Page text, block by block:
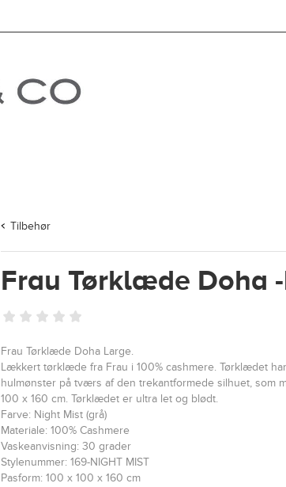
Tilbehør
Frau Tørklæde Doha
Frau Tørklæde Doha Large.
Lækkert tørklæde fra Frau i 100% cashmere. Tørklædet
hulmønster på tværs af den trekantformede silhuet, som
100 x 160 cm. Tørklædet er ultra let og blødt.
Farve: Night Mist (grå)
Materiale: 100% Cashmere
Vaskeanvisning: 30 grader
Stylenummer: 169-NIGHT MIST
Pasform: 100 x 100 x 160 cm